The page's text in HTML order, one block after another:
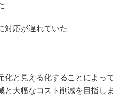
対応が遅れていた
化と見える化することによって
と大幅なコスト削減を目指しま